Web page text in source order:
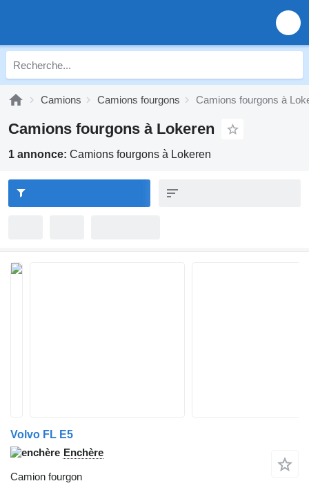
Camions Camions fourgons Camions fourgons à
Camions fourgons à Lokeren
1 annonce: Camions fourgons à Lokeren
Volvo FL E5
Enchère
Camion fourgon